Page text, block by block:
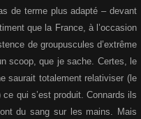
de terme plus adapté – devant
que la France, à l’occasion
de groupuscules d’extrême
scoop, que je sache. Certes, le
saurait totalement relativiser (le
qui s’est produit. Connards ils
du sang sur les mains. Mais